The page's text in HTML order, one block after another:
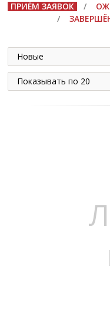
ПРИЁМ ЗАЯВОК /
/
Новые
Показывать по 20